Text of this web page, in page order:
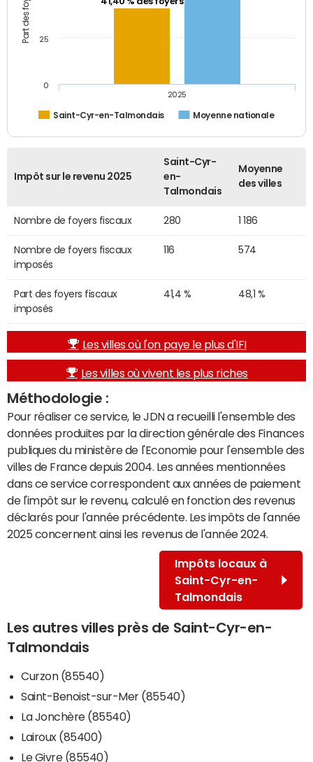
Saint-Cyr-en-Talmondais Moyenne nationale
2025
0
25
Impôt sur le revenu 2025
Saint-Cyr-
en-
Talmondais
Moyenne
des villes
Nombre de foyers fiscaux 280 1 186
Nombre de foyers fiscaux
imposés
116 574
Part des foyers fiscaux
imposés
41,4 % 48,1 %
Les villes où l'on paye le plus d'IFI
Les villes où vivent les plus riches
Méthodologie :
Pour réaliser ce service, le JDN a recueilli l'ensemble des
données produites par la direction générale des Finances
publiques du ministère de l'Economie pour l'ensemble des
villes de France depuis 2004. Les années mentionnées
dans ce service correspondent aux années de paiement
de l'impôt sur le revenu, calculé en fonction des revenus
déclarés pour l'année précédente. Les impôts de l'année
2025 concernent ainsi les revenus de l'année 2024.
Impôts locaux à
Saint-Cyr-en-
Talmondais
Les autres villes près de Saint-Cyr-en-
Talmondais
Curzon (85540)
Saint-Benoist-sur-Mer (85540)
La Jonchère (85540)
Lairoux (85400)
Le Givre (85540)